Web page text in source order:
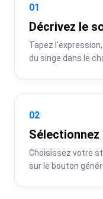
01
Décrivez le
Tapez
du singe dans le
02
Choisissez votre
sur le bouton